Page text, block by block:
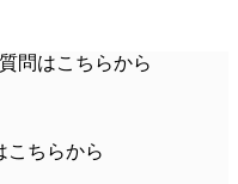
問はこちらから
こちらから